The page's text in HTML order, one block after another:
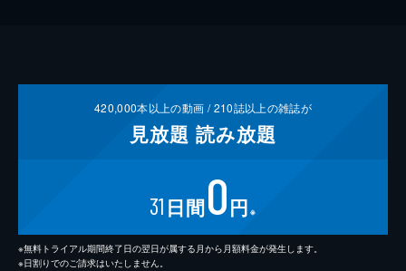
420,000本以上の動画 /210誌以上の雑誌が
見放題 読み放題
31 日間0円 ※
※無料トライアル期間終了日の翌日が属する月から月額料金が発生します。
※日割りでのご請求はいたしません。